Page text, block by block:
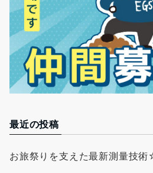
最近の投稿
お旅祭りを支えた最新測量技